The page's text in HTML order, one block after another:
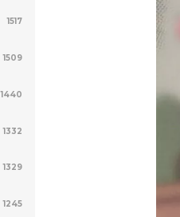
1517
1509
1440
1332
1329
1245